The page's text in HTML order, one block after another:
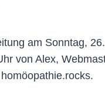
am Sonntag,
von Alex,
homöopathie.rocks.